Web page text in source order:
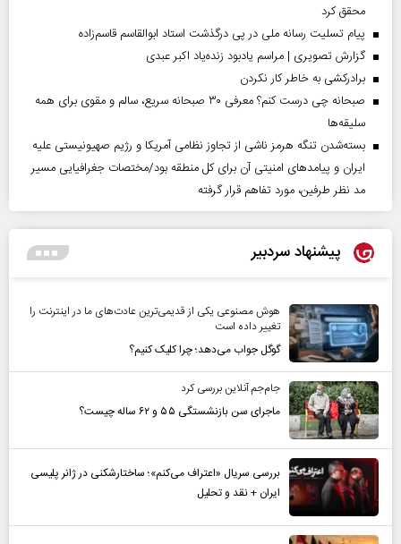
محقق کرد
پیام تسلیت رسانه ملی در پی درگذشت استاد ابوالقاسم قاسم‌زاده
گزارش تصویری | مراسم یادبود زنده‌یاد اکبر عبدی
برادرکشی به خاطر کار نکردن
صبحانه چی درست کنم؟ معرفی ۳۰ صبحانه سریع، سالم و مقوی برای همه
سلیقه‌ها
بسته‌شدن تنگه هرمز ناشی از تجاوز نظامی آمریکا و رژیم صهیونیستی علیه
ایران و پیامد‌های امنیتی آن برای کل منطقه بود/مختصات جغرافیایی مسیر
مد نظر طرفین، مورد تفاهم قرار گرفته
پیشنهاد سردبیر
هوش مصنوعی یکی از قدیمی‌ترین عادت‌های ما در اینترنت را
تغییر داده است
گوگل جواب می‌دهد؛ چرا کلیک کنیم؟
جام‌جم آنلاین بررسی کرد
ماجرای سن بازنشستگی ۵۵ و ۶۲ ساله چیست؟
بررسی سریال «اعتراف می‌کنم»؛ ساختارشکنی در ژانر پلیسی
ایران + نقد و تحلیل